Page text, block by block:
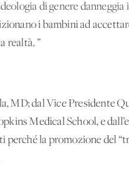
di genere danneggia
i bambini ad
realtà. ”
MD; dal Vice Presidente
Medical School, e
la promozione del